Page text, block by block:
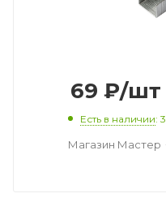
69 ₽/шт
Есть в наличии: 3
Магазин Мастер